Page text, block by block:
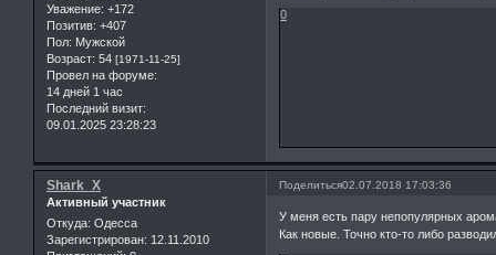
Уважение: +172
Позитив: +407
Пол: Мужской
Возраст: 54 [1971-11-25]
Провел на форуме:
14 дней 1 час
Последний визит:
09.01.2025 23:28:23
0
Поделиться02.07.2018 17:03:36
Shark_X
Активный участник
Откуда: Одесса
Зарегистрирован: 12.11.2010
У меня есть пару непопулярных
Как новые. Точно кто-то либо